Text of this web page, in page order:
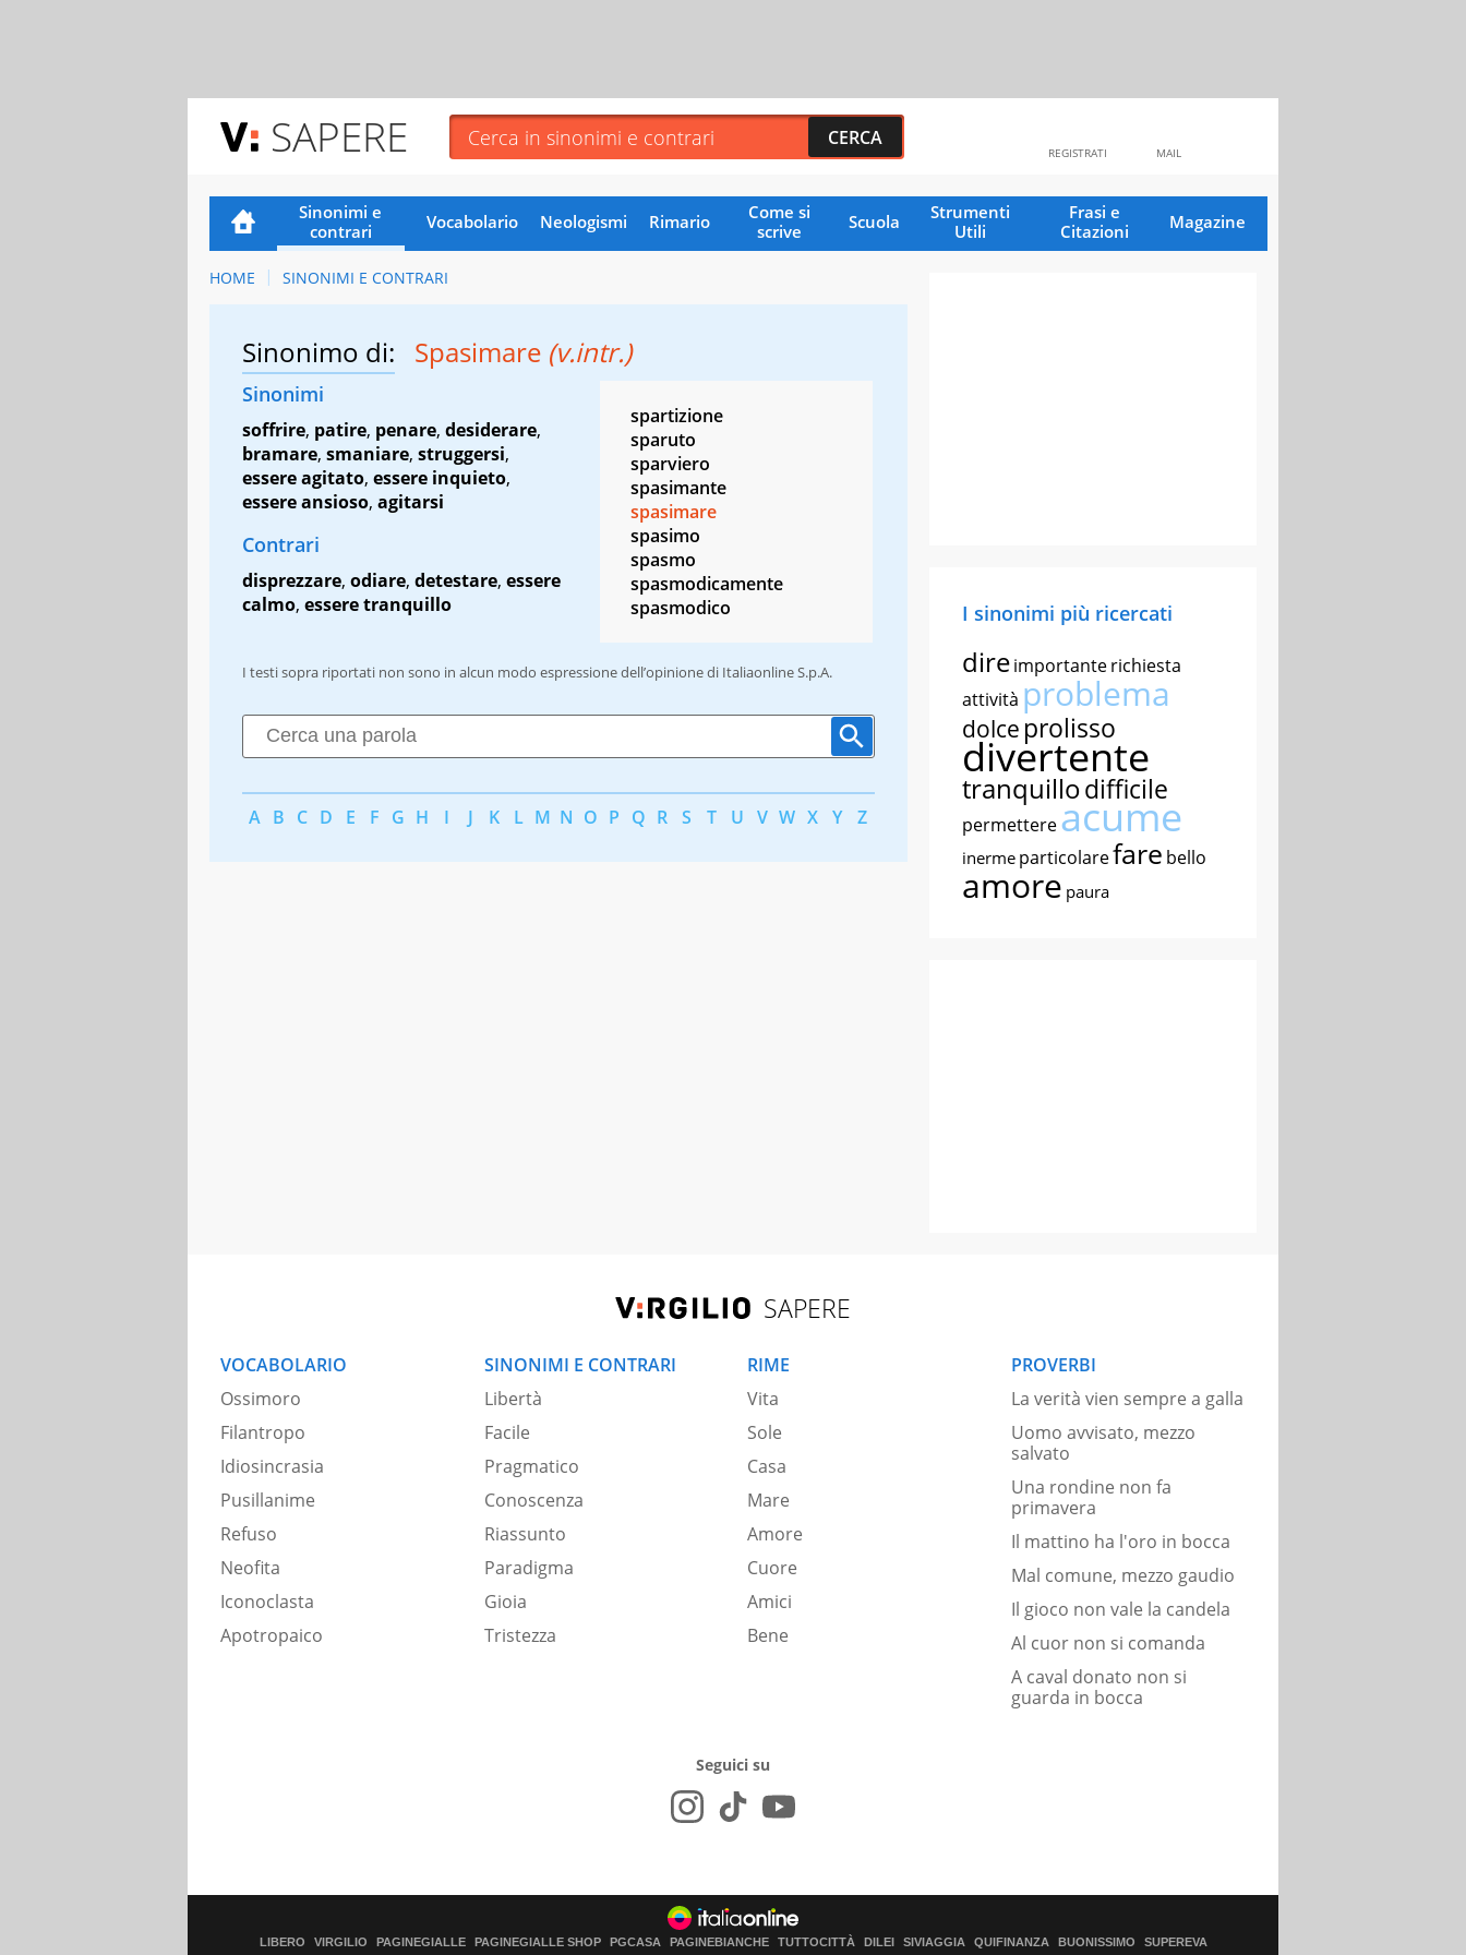
SAPERE MAIL
REGISTRATI
Sinonimi e
contrari
Vocabolario Neologismi Rimario
Come si
scrive
Scuola
Strumenti
Utili
Frasi e
Citazioni
Magazine
HOME SINONIMI E CONTRARI
Sinonimo di: Spasimare (v.intr.)
Sinonimi
soffrire, patire, penare, desiderare,
bramare, smaniare, struggersi,
essere agitato, essere inquieto,
essere ansioso, agitarsi
Contrari
disprezzare, odiare, detestare, essere
calmo, essere tranquillo
spartizione
sparuto
sparviero
spasimante
spasimare
spasimo
spasmo
spasmodicamente
spasmodico
I testi sopra riportati non sono in alcun modo espressione dell’opinione di Italiaonline S.p.A.
A B C D E F G H I J K L M N O P Q R S T U V W X Y Z
I sinonimi più ricercati
direimportanterichiesta
attività problema
dolce prolisso
divertente
tranquillodifficile
permettereacume
inerme particolarefare bello
amore paura
SAPERE
VOCABOLARIO
Ossimoro
Filantropo
Idiosincrasia
Pusillanime
Refuso
Neofita
Iconoclasta
Apotropaico
SINONIMI E CONTRARI
Libertà
Facile
Pragmatico
Conoscenza
Riassunto
Paradigma
Gioia
Tristezza
RIME
Vita
Sole
Casa
Mare
Amore
Cuore
Amici
Bene
PROVERBI
La verità vien sempre a galla
Uomo avvisato, mezzo
salvato
Una rondine non fa
primavera
Il mattino ha l'oro in bocca
Mal comune, mezzo gaudio
Il gioco non vale la candela
Al cuor non si comanda
A caval donato non si
guarda in bocca
Seguici su
LIBERO VIRGILIO PAGINEGIALLE PAGINEGIALLE SHOP PGCASA PAGINEBIANCHE TUTTOCITTÀ DILEI SIVIAGGIA QUIFINANZA BUONISSIMO SUPEREVA